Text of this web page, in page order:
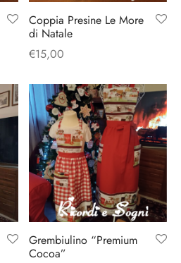
Coppia Presine Le More
di Natale
€15,00
Grembiulino “Premium
Cocoa”